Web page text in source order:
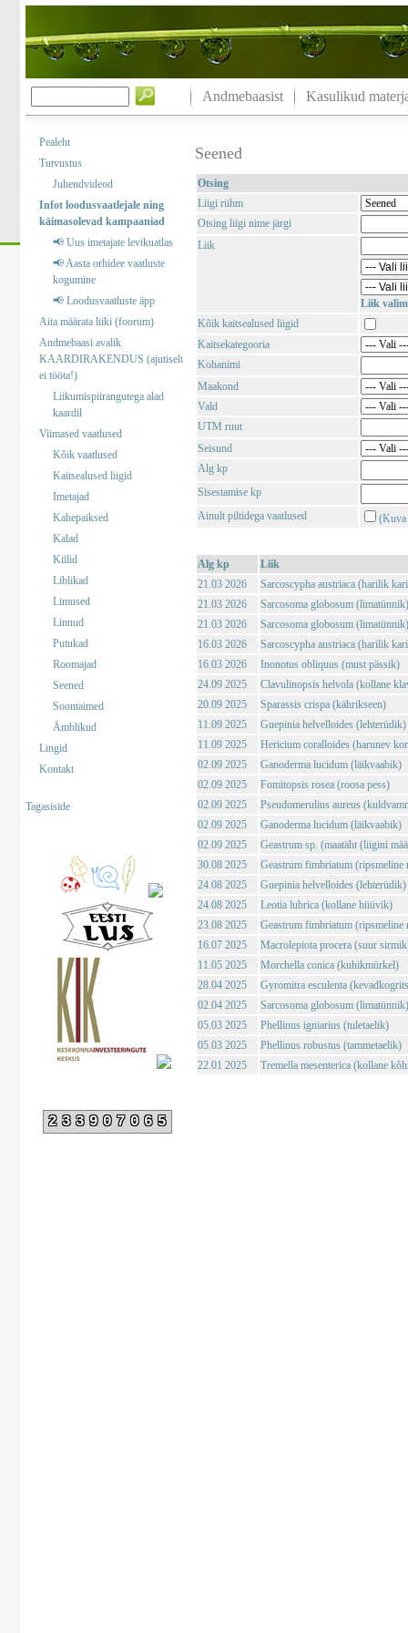
Andmebaasist Kasulikud
Pealeht
Tutvustus
Juhendvideod
Infot loodusvaatlejale ning
käimasolevad kampaaniad
📢 Uus imetajate levikuatlas
📢 Aasta orhidee vaatluste
kogumine
📢 Loodusvaatluste äpp
Aita määrata liiki (foorum)
Andmebaasi avalik
KAARDIRAKENDUS (ajutiselt
ei tööta!)
Liikumispiirangutega alad
kaardil
Viimased vaatlused
Kõik vaatlused
Kaitsealused liigid
Imetajad
Kahepaiksed
Kalad
Kiilid
Liblikad
Limused
Linnud
Putukad
Roomajad
Seened
Soontaimed
Ämblikud
Lingid
Kontakt
Tagasiside
233907065
Seened
Otsing
Liigi rühm
Otsing liigi nime järgi
Liik
Liik
Kõik kaitsealused liigid
Kaitsekategooria
Kohanimi
Maakond
Vald
UTM ruut
Seisund
Alg kp
Sisestamise kp
Ainult piltidega vaatlused
(Kuva
Alg kp
Liik
21.03 2026
Sarcoscypha austriaca (harilik
21.03 2026
Sarcosoma globosum (limatünnik)
21.03 2026
Sarcosoma globosum (limatünnik)
16.03 2026
Sarcoscypha austriaca (harilik
16.03 2026
Inonotus obliquus (must pässik)
24.09 2025
Clavulinopsis helvola (kollane
20.09 2025
Sparassis crispa (kährikseen)
11.09 2025
Guepinia helvelloides (lehterüdik)
11.09 2025
Hericium coralloides (harunev
02.09 2025
Ganoderma lucidum (läikvaabik)
02.09 2025
Fomitopsis rosea (roosa pess)
02.09 2025
Pseudomerulius aureus
02.09 2025
Ganoderma lucidum (läikvaabik)
02.09 2025
Geastrum sp. (maatäht (liigini
30.08 2025
Geastrum fimbriatum (ripsmeline
24.08 2025
Guepinia helvelloides (lehterüdik)
24.08 2025
Leotia lubrica (kollane hüüvik)
23.08 2025
Geastrum fimbriatum (ripsmeline
16.07 2025
Macrolepiota procera (suur
11.05 2025
Morchella conica (kuhikmürkel)
28.04 2025
Gyromitra esculenta
02.04 2025
Sarcosoma globosum (limatünnik)
05.03 2025
Phellinus igniarius (tuletaelik)
05.03 2025
Phellinus robustus (tammetaelik)
22.01 2025
Tremella mesenterica (kollane